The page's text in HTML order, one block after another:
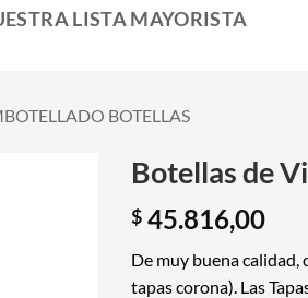
LISTA MAYORISTA
BOTELLAS
Botellas de
$ 45.816,00
De muy buena calidad,
tapas corona). Las